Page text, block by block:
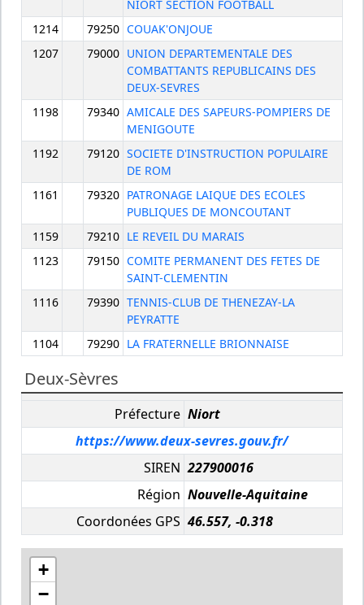
NIORT SECTION FOOTBALL
1214
79250 COUAK'ONJOUE
1207
79000 UNION DEPARTEMENTALE DES
COMBATTANTS REPUBLICAINS DES
DEUX-SEVRES
1198
79340 AMICALE DES SAPEURS-POMPIERS DE
MENIGOUTE
1192
79120 SOCIETE D'INSTRUCTION POPULAIRE
DE ROM
1161
79320 PATRONAGE LAIQUE DES ECOLES
PUBLIQUES DE MONCOUTANT
1159
79210 LE REVEIL DU MARAIS
1123
79150 COMITE PERMANENT DES FETES DE
SAINT-CLEMENTIN
1116
79390 TENNIS-CLUB DE THENEZAY-LA
PEYRATTE
1104
79290 LA FRATERNELLE BRIONNAISE
Deux-Sèvres
Préfecture Niort
https://www.deux-sevres.gouv.fr/
SIREN 227900016
Région Nouvelle-Aquitaine
Coordonées GPS 46.557, -0.318
+
−